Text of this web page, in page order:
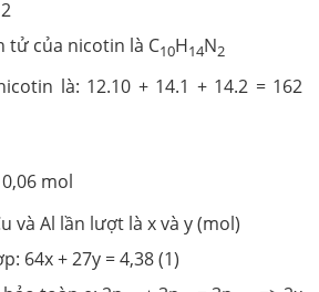
tử của nicotin là C10H14N2
là: 12.10 + 14.1 + 14.2 = 162
mol
và Al lần lượt là x và y (mol)
64x + 27y = 4,38 (1)